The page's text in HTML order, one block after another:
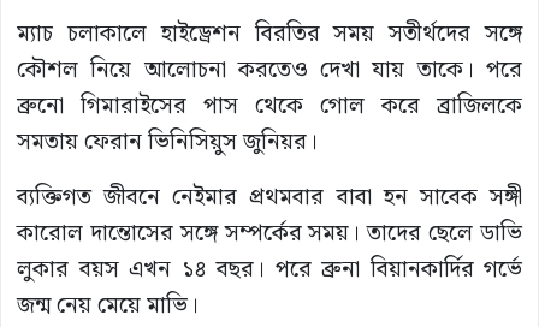
ম্যাচ চলাকালে হাইড্রেশন বিরতির সময় সতীর্থদের সঙ্গে
কৌশল নিয়ে আলোচনা করতেও দেখা যায় তাকে। পরে
ব্রুনো গিমারাইসের পাস থেকে গোল করে ব্রাজিলকে
সমতায় ফেরান ভিনিসিয়ুস জুনিয়র।
ব্যক্তিগত জীবনে নেইমার প্রথমবার বাবা হন সাবেক সঙ্গী
কারোল দান্তোসের সঙ্গে সম্পর্কের সময়। তাদের ছেলে ডাভি
লুকার বয়স এখন ১৪ বছর। পরে ব্রুনা বিয়ানকার্দির গর্ভে
জন্ম নেয় মেয়ে মাভি।